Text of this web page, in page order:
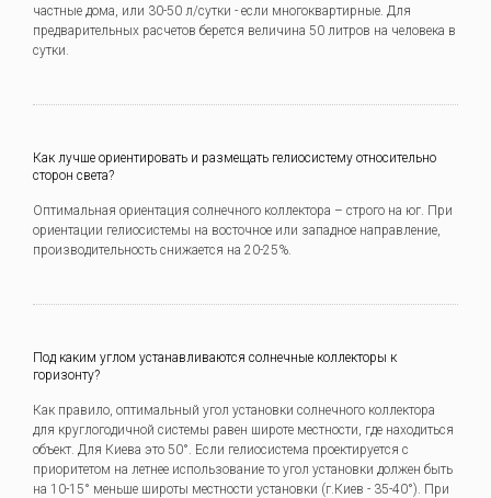
частные дома, или 30-50 л/сутки - если многоквартирные. Для
предварительных расчетов берется величина 50 литров на человека в
сутки.
Как лучше ориентировать и размещать гелиосистему относительно
сторон света?
Оптимальная ориентация солнечного коллектора – строго на юг. При
ориентации гелиосистемы на восточное или западное направление,
производительность снижается на 20-25%.
Под каким углом устанавливаются солнечные коллекторы к
горизонту?
Как правило, оптимальный угол установки солнечного коллектора
для круглогодичной системы равен широте местности, где находиться
объект. Для Киева это 50°. Если гелиосистема проектируется с
приоритетом на летнее использование то угол установки должен быть
на 10-15° меньше широты местности установки (г.Киев - 35-40°). При